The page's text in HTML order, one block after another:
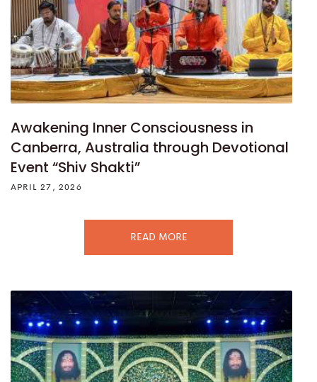
Awakening Inner Consciousness in
Canberra, Australia through Devotional
Event “Shiv Shakti”
APRIL 27, 2026
READ MORE